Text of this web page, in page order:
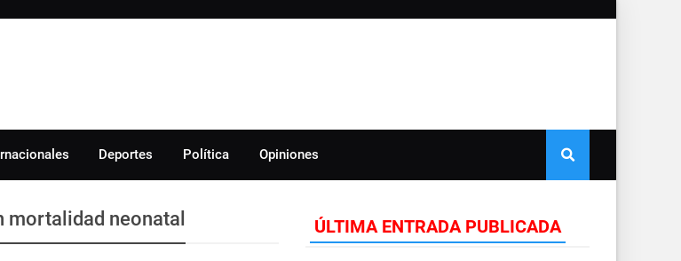
Deportes Política Opiniones
mortalidad neonatal ÚLTIMA ENTRADA PUBLICADA